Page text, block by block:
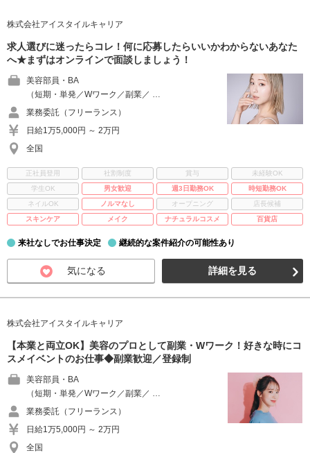
株式会社アイスタイルキャリア
求人選びに迷ったらコレ！何に応募したらいいかわからないあなた
へ★まずはオンラインで面談しましょう！
美容部員・BA
（短期・単発／Wワーク／副業／ …
業務委託（フリーランス）
日給1万5,000円 ～ 2万円
全国
正社員登用 社割制度 賞与
未経験OK
学生OK
男女歓迎 週3日勤務OK
時短勤務OK
ネイルOK
ノルマなし オープニング
店長候補
スキンケア
メイク ナチュラルコスメ 百貨店
来社なしでお仕事決定 継続的な案件紹介の可能性あり
気になる 詳細を見る
株式会社アイスタイルキャリア
【本業と両立OK】美容のプロとして副業・Wワーク！好きな時にコ
スメイベントのお仕事◆副業歓迎／登録制
美容部員・BA
（短期・単発／Wワーク／副業／ …
業務委託（フリーランス）
日給1万5,000円 ～ 2万円
全国